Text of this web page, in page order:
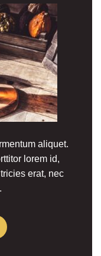
aliquet.
lorem id,
erat, nec